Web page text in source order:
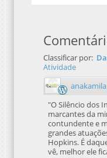
Classificar por:
Atividade
anakamila
"O Silêncio dos
marcantes da
contundente e
grandes
Hopkins. É
vê, melhor ele